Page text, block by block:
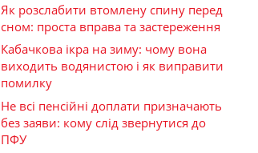
Як розслабити втомлену спину перед
сном: проста вправа та застереження
Кабачкова ікра на зиму: чому вона
виходить водянистою і як виправити
помилку
Не всі пенсійні доплати призначають
без заяви: кому слід звернутися до
ПФУ